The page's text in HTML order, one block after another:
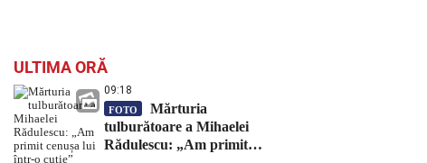
ULTIMA ORĂ
09:18
FOTO
Mărturia
tulburătoare a Mihaelei
Rădulescu: „Am primit